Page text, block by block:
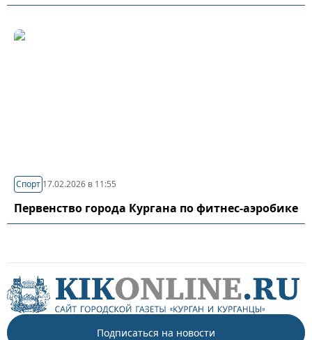
Спорт 17.02.2026 в 11:55
Первенство города Кургана по фитнес-аэробике
Подписаться на новости